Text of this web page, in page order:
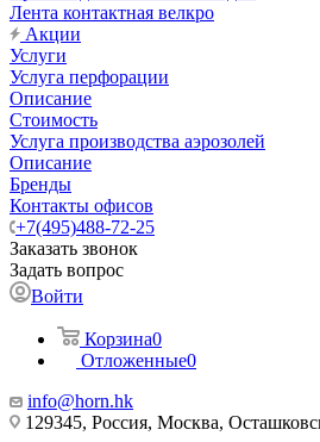
Лента контактная велкро
Акции
Услуги
Услуга перфорации
Описание
Стоимость
Услуга производства аэрозолей
Описание
Бренды
Контакты офисов
+7(495)488-72-25
Заказать звонок
Задать вопрос
Войти
Корзина0
Отложенные0
info@horn.hk
129345, Россия, Москва,